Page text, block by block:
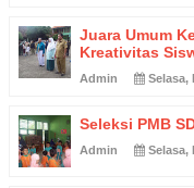
Juara Umum
Kreativitas
Admin Selasa,
Seleksi PMB
Admin Selasa,